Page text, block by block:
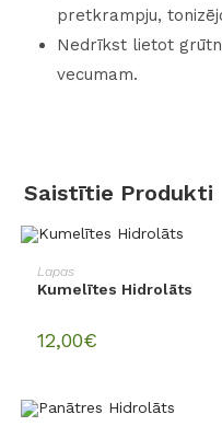
pretkrampju,
Nedrīkst lietot
vecumam.
Saistītie Produkti
Lapas
Kumelītes Hidrolāts
12,00€